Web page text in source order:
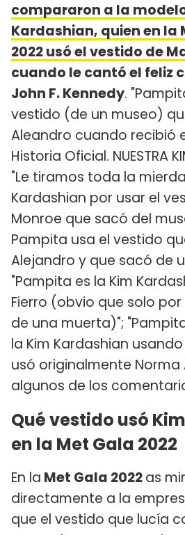
compararon a la
Kardashian, quien en la
2022 usó el vestido de
cuando le cantó el feliz
John F. Kennedy.
vestido (de un museo)
Aleandro cuando recibió
Historia Oficial. NUESTRA
"Le tiramos toda la
Kardashian por usar el
Monroe que sacó del
Pampita usa el vestido
Alejandro y que sacó de
"Pampita es la Kim
Fierro (obvio que solo
de una muerta)";
la Kim Kardashian
usó originalmente Norma
algunos de los
Qué vestido usó
en la Met Gala 2022
En la Met Gala 2022as
directamente a la
que el vestido que lucía